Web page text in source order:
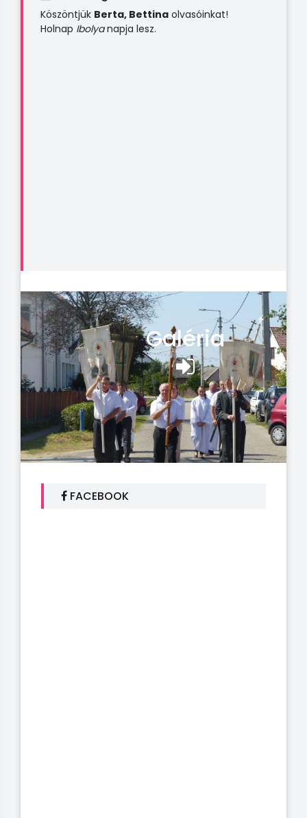
Köszöntjük Berta, Bettina olvasóinkat!
Holnap Ibolyanapja lesz.
Galéria
FACEBOOK